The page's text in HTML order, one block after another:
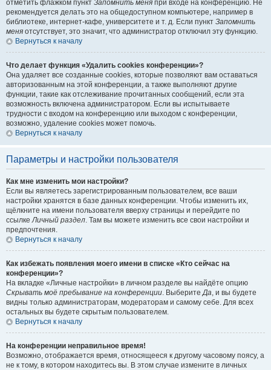
отметить флажком пункт Запомнить меня при входе на конференцию. Не
рекомендуется делать это на общедоступном компьютере, например в
библиотеке, интернет-кафе, университете и т. д. Если пункт Запомнить
меня отсутствует, это значит, что администратор отключил эту функцию.
Вернуться к началу
Что делает функция «Удалить cookies конференции»?
Она удаляет все созданные cookies, которые позволяют вам оставаться
авторизованным на этой конференции, а также выполняют другие
функции, такие как отслеживание прочитанных сообщений, если эта
возможность включена администратором. Если вы испытываете
трудности с входом на конференцию или выходом с конференции,
возможно, удаление cookies может помочь.
Вернуться к началу
Параметры и настройки пользователя
Как мне изменить мои настройки?
Если вы являетесь зарегистрированным пользователем, все ваши
настройки хранятся в базе данных конференции. Чтобы изменить их,
щёлкните на имени пользователя вверху страницы и перейдите по
ссылкеЛичный раздел. Там вы можете изменить все свои настройки и
предпочтения.
Вернуться к началу
Как избежать появления моего имени в списке «Кто сейчас на
конференции»?
На вкладке «Личные настройки» в личном разделе вы найдёте опцию
Скрывать моё пребывание на конференции. ВыберитеДа, и вы будете
видны только администраторам, модераторам и самому себе. Для всех
остальных вы будете скрытым пользователем.
Вернуться к началу
На конференции неправильное время!
Возможно, отображается время, относящееся к другому часовому поясу, а
не к тому, в котором находитесь вы. В этом случае измените в личных